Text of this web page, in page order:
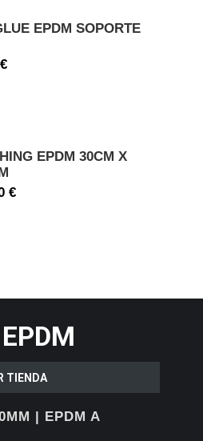
EPDM SOPORTE
€
EPDM 30CM X
€
TIENDA
| EPDM A